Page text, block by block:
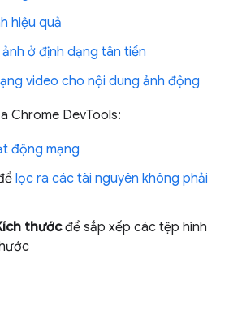
hiệu quả
ở định dạng tân tiến
video cho nội dung ảnh động
Chrome DevTools:
động mạng
lọc ra các tài nguyên không phải
thướcđể sắp xếp các tệp hình